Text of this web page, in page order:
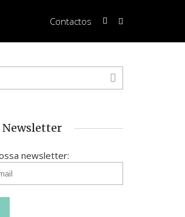
Contactos
Newsletter
newsletter: